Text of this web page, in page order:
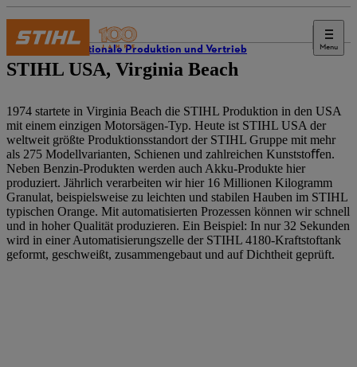
Menu
Internationale Produktion und Vertrieb
STIHL USA, Virginia Beach
1974 startete in Virginia Beach die STIHL Produktion in den USA
mit einem einzigen Motorsägen-Typ. Heute ist STIHL USA der
weltweit größte Produktionsstandort der STIHL Gruppe mit mehr
als 275 Modellvarianten, Schienen und zahlreichen Kunststoﬀen.
Neben Benzin-Produkten werden auch Akku-Produkte hier
produziert. Jährlich verarbeiten wir hier 16 Millionen Kilogramm
Granulat, beispielsweise zu leichten und stabilen Hauben im STIHL
typischen Orange. Mit automatisierten Prozessen können wir schnell
und in hoher Qualität produzieren. Ein Beispiel: In nur 32 Sekunden
wird in einer Automatisierungszelle der STIHL 4180-Kraftstoftank
geformt, geschweißt, zusammengebaut und auf Dichtheit geprüft.